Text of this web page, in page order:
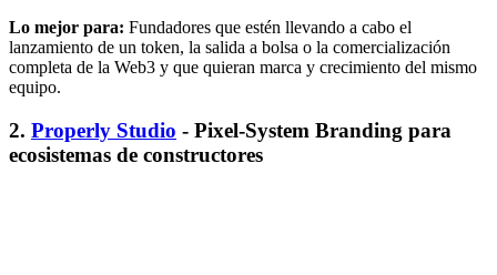
Lo mejor para: Fundadores que estén llevando a cabo el
lanzamiento de un token, la salida a bolsa o la comercialización
completa de la Web3 y que quieran marca y crecimiento del mismo
equipo.
2. Properly Studio - Pixel-System Branding para
ecosistemas de constructores